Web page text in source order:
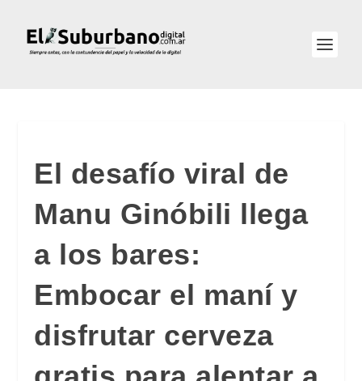
El desafío viral de
Manu Ginóbili llega
a los bares:
Embocar el maní y
disfrutar cerveza